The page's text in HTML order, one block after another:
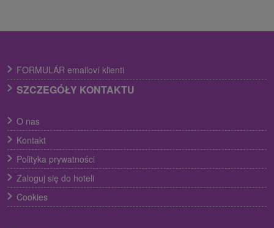
FORMULÁR emailoví klienti
SZCZEGÓŁY KONTAKTU
O nas
Kontakt
Polityka prywatności
Zaloguj się do hoteli
Cookies